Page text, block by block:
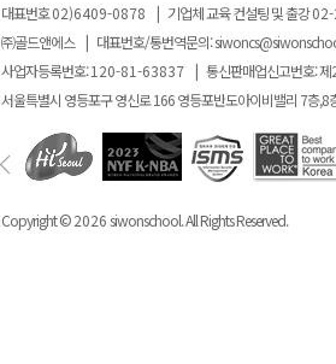
대표번호02)6409-0878 | 기업체 교육 컨설팅 및 출강
㈜골드앤에스 | 대표번호/통번역문의:
사업자등록번호:120-81-63837 | 통신판매업신고번호: 제
서울특별시 영등포구 영신로 166 영등포반도아이비밸리 7층,8
Copyright ©2026siwonschool. All Rights Reserved.